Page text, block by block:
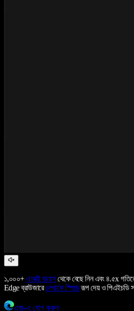
১,০০০+এআই ভয়েসথেকে বেছে নিন এবং ৪.৫x
Edge ব্রাউজারেলেখাকে স্পিচেরূপ দেয় ও পিএইচডি
এজ-এ যোগ করুন